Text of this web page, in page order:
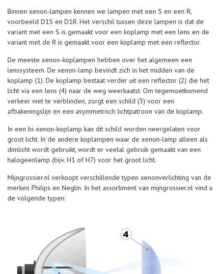
Binnen xenon-lampen kennen we lampen met een S en een R,
voorbeeld D1S en D1R. Het verschil tussen deze lampen is dat de
variant met een S is gemaakt voor een koplamp met een lens en de
variant met de R is gemaakt voor een koplamp met een reflector.
De meeste xenon-koplampen hebben over het algemeen een
lenssysteem. De xenon-lamp bevindt zich in het midden van de
koplamp (1). De koplamp bestaat verder uit een reflector (2) die het
licht via een lens (4) naar de weg weerkaatst. Om tegemoetkomend
verkeer niet te verblinden, zorgt een schild (3) voor een
afbakeningslijn en een asymmetrisch lichtpatroon van de koplamp.
In een bi-xenon-koplamp kan dit schild worden neergelaten voor
groot licht. In de andere koplampen waar de xenon-lamp alleen als
dimlicht wordt gebruikt, wordt er veelal gebruik gemaakt van een
halogeenlamp (bijv. H1 of H7) voor het groot licht.
Mijngrossier.nl verkoopt verschillende typen xenonverlichting van de
merken Philips en Neglin. In het assortiment van mijngrossier.nl vind u
de volgende typen: